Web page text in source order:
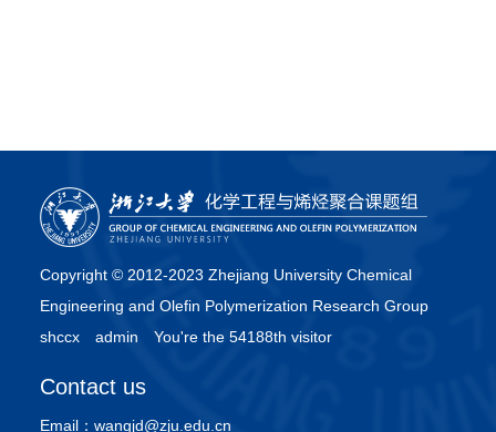
Copyright © 2012-2023 Zhejiang University Chemical
Engineering and Olefin Polymerization Research Group
shccx
admin You're the 54188th visitor
Contact us
Email： wangjd@zju.edu.cn